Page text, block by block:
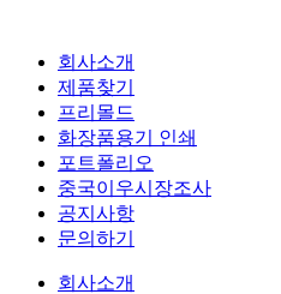
회사소개
제품찾기
프리몰드
화장품용기 인쇄
포트폴리오
중국이우시장조사
공지사항
문의하기
회사소개